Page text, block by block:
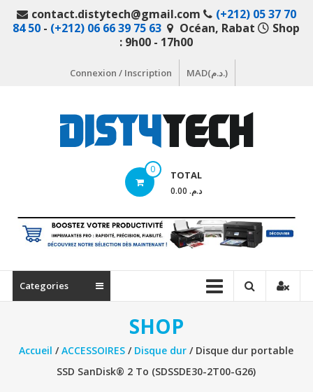
contact.distytech@gmail.com
(+212) 05 37 70
84 50 - (+212) 06 66 39 75 63 Océan, Rabat
Shop
: 9h00 - 17h00
Connexion / Inscription MAD(د.م.)
en
ligne
matériel
informatique
0 TOTAL
د.م. 0.00
Categories
SHOP
Accueil /ACCESSOIRES / Disque dur / Disque dur portable
SSD SanDisk® 2 To (SDSSDE30-2T00-G26)